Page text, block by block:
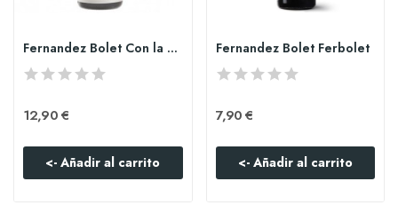
Fernandez Bolet Con la venia Moscatel
12,90 €
<- Añadir al carrito
Fernandez Bolet Ferbolet
7,90 €
<- Añadir al carrito